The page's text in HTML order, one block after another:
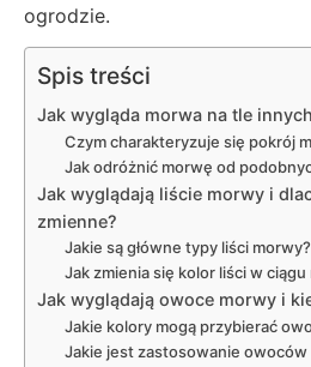
ogrodzie.
Spis treści
Jak wygląda morwa na tle
Czym charakteryzuje się pokrój
Jak odróżnić morwę od
Jak wyglądają liście morwy i
zmienne?
Jakie są główne typy liści morwy?
Jak zmienia się kolor liści w ciągu
Jak wyglądają owoce morwy i
Jakie kolory mogą przybierać
Jakie jest zastosowanie owoców